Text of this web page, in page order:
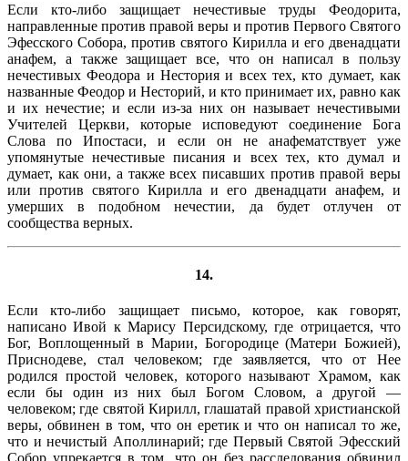
Если кто-либо защищает нечестивые труды Феодорита,
направленные против правой веры и против Первого Святого
Эфесского Собора, против святого Кирилла и его двенадцати
анафем, а также защищает все, что он написал в пользу
нечестивых Феодора и Нестория и всех тех, кто думает, как
названные Феодор и Несторий, и кто принимает их, равно как
и их нечестие; и если из-за них он называет нечестивыми
Учителей Церкви, которые исповедуют соединение Бога
Слова по Ипостаси, и если он не анафематствует уже
упомянутые нечестивые писания и всех тех, кто думал и
думает, как они, а также всех писавших против правой веры
или против святого Кирилла и его двенадцати анафем, и
умерших в подобном нечестии, да будет отлучен от
сообщества верных.
14.
Если кто-либо защищает письмо, которое, как говорят,
написано Ивой к Марису Персидскому, где отрицается, что
Бог, Воплощенный в Марии, Богородице (Матери Божией),
Приснодеве, стал человеком; где заявляется, что от Нее
родился простой человек, которого называют Храмом, как
если бы один из них был Богом Словом, а другой —
человеком; где святой Кирилл, глашатай правой христианской
веры, обвинен в том, что он еретик и что он написал то же,
что и нечистый Аполлинарий; где Первый Святой Эфесский